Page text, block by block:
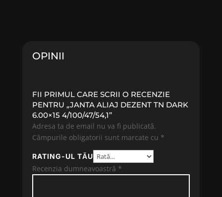
OPINII
FII PRIMUL CARE SCRII O RECENZIE
PENTRU „JANTA ALIAJ DEZENT TN DARK
6.00×15 4/100/47/54,1”
Adresa ta de email nu va fi publicată.
Câmpurile obligatorii sunt marcate cu *
RATING-UL TĂU
Recenzia dumneavoastră *